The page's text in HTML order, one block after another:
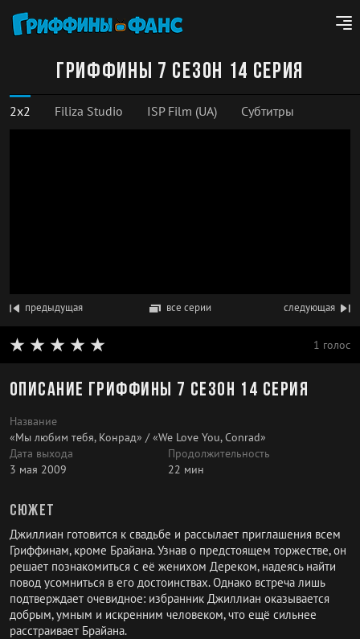
Гриффины 7 сезон 14 серия
2x2 Filiza Studio ISP Film (UA) Субтитры
предыдущая все серии следующая
1 голос
Описание Гриффины 7 сезон 14 серия
Название
«Мы любим тебя, Конрад» / «We Love You, Conrad»
Дата выхода
3 мая 2009
Продолжительность
22 мин
Сюжет
Джиллиан готовится к свадьбе и рассылает приглашения всем
Гриффинам, кроме Брайана. Узнав о предстоящем торжестве, он
решает познакомиться с её женихом Дереком, надеясь найти
повод усомниться в его достоинствах. Однако встреча лишь
подтверждает очевидное: избранник Джиллиан оказывается
добрым, умным и искренним человеком, что ещё сильнее
расстраивает Брайана.